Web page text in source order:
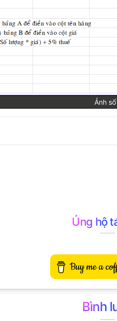
Ảnh số
Ủng hộ
Bình